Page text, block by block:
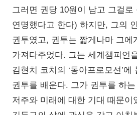
그러면 권당 10원이 남고 그걸로
연명했다고 한다) 하지만, 그의
권투였고, 권투는 짧게나마 그에
가져다주었다. 그는 세계챔피언
김현치 코치의 ‘동아프로모션’에
권투를 배운다. 그가 권투를 하
저주와 미래에 대한 기대 때문이